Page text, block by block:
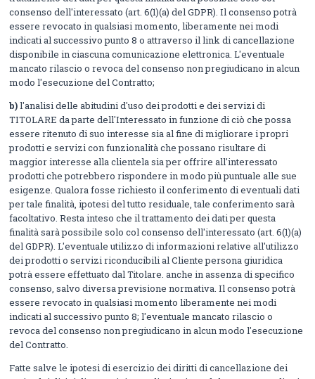
consenso dell'interessato (art. 6(1)(a) del GDPR). Il consenso potrà
essere revocato in qualsiasi momento, liberamente nei modi
indicati al successivo punto 8 o attraverso il link di cancellazione
disponibile in ciascuna comunicazione elettronica. L'eventuale
mancato rilascio o revoca del consenso non pregiudicano in alcun
modo l'esecuzione del Contratto;
b)l'analisi delle abitudini d'uso dei prodotti e dei servizi di
TITOLARE da parte dell'Interessato in funzione di ciò che possa
essere ritenuto di suo interesse sia al fine di migliorare i propri
prodotti e servizi con funzionalità che possano risultare di
maggior interesse alla clientela sia per offrire all'interessato
prodotti che potrebbero rispondere in modo più puntuale alle sue
esigenze. Qualora fosse richiesto il conferimento di eventuali dati
per tale finalità, ipotesi del tutto residuale, tale conferimento sarà
facoltativo. Resta inteso che il trattamento dei dati per questa
finalità sarà possibile solo col consenso dell'interessato (art. 6(1)(a)
del GDPR). L'eventuale utilizzo di informazioni relative all'utilizzo
dei prodotti o servizi riconducibili al Cliente persona giuridica
potrà essere effettuato dal Titolare. anche in assenza di specifico
consenso, salvo diversa previsione normativa. Il consenso potrà
essere revocato in qualsiasi momento liberamente nei modi
indicati al successivo punto 8; l'eventuale mancato rilascio o
revoca del consenso non pregiudicano in alcun modo l'esecuzione
del Contratto.
Fatte salve le ipotesi di esercizio dei diritti di cancellazione dei